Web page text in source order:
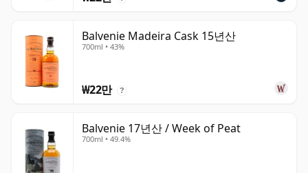
Balvenie Madeira Cask 15년산
700ml • 43%
₩22만 ?
Balvenie 17년산 / Week of Peat
700ml • 49.4%